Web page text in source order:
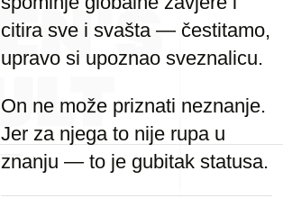
citira sve i svašta — čestitamo,
upravo si upoznao sveznalicu.
On ne može priznati neznanje.
Jer za njega to nije rupa u
znanju — to je gubitak statusa.